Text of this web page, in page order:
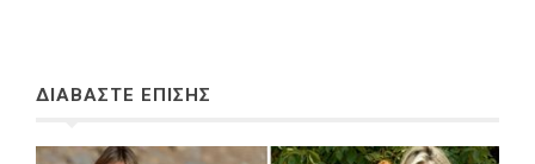
ΔΙΑΒΑΣΤΕ ΕΠΙΣΗΣ